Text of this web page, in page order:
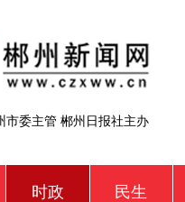
市委主管 郴州日报社主办
时政 民生